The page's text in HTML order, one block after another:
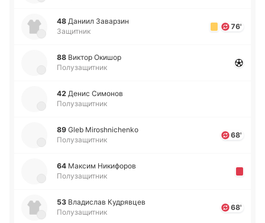
48 Даниил За­ва­рзин
Защитник
76'
88 Виктор Окишор
Полузащитник
42 Денис Си­мо­нов
Полузащитник
89 Gleb Miroshnichenko
Полузащитник
68'
64 Максим Ни­ки­фо­ров
Полузащитник
53 Вла­ди­слав Ку­дря­вцев
Полузащитник
68'